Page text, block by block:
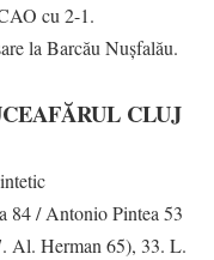
cu 2-1.
la Barcău Nușfalău.
CLUJ
84 / Antonio Pintea 53
Al. Herman 65), 33. L.